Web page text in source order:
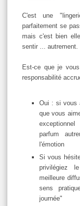
C'est une
parfaitement se
mais c'est bien
sentir ... autrement.
Est-ce que je
responsabilité
Oui : si vous
que vous
parfum
l'émotion
Si vous
privilégiez
meilleure
sens
journée"